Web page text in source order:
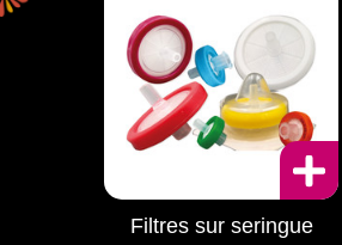
Filtres sur seringue